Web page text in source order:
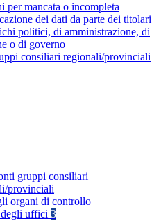
per mancata o incompleta
dei dati da parte dei titolari
politici, di amministrazione, di
o di governo
consiliari regionali/provinciali
gruppi consiliari
provinciali
organi di controllo
uffici 3